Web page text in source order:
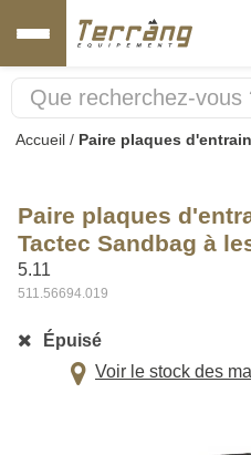
Accueil / Paire plaques
Paire plaques
Tactec Sandbag à
5.11
511.56694.019
Épuisé
Voir le stock des